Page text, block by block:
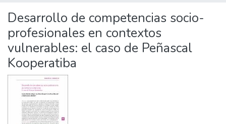
Communities
&
Collections
All of DSpace
Statistics
Desarrollo de competencias socio-
profesionales en contextos
vulnerables: el caso de Peñascal
Kooperatiba